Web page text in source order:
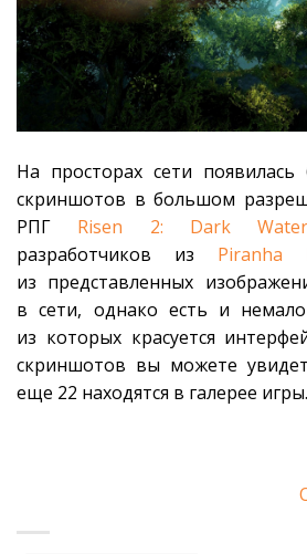
На просторах сети
скриншотов в большом
РПГ Risen 2: Dark
разработчиков из Piranha
из представленных
в сети, однако есть и
из которых красуется
скриншотов вы можете
еще 22 находятся в галерее игры.